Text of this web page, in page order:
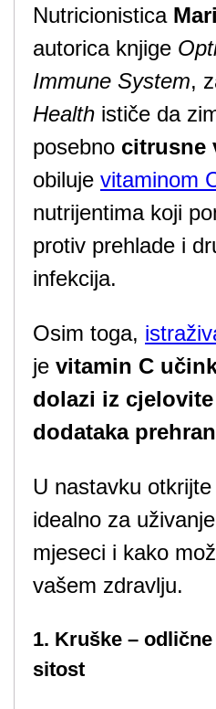
Nutricionistica
autorica knjige
Immune System,
Health ističe da
posebno citrusne
obiluje vitaminom
nutrijentima koji
protiv prehlade i
infekcija.
Osim toga,
je vitamin C
dolazi iz
dodataka
U nastavku
idealno za
mjeseci i kako
vašem zdravlju.
1. Kruške –
sitost